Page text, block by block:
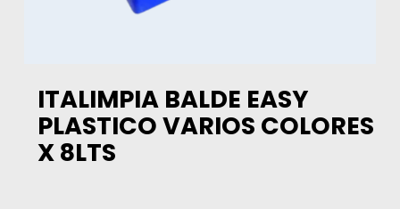
ITALIMPIA BALDE EASY
PLASTICO VARIOS COLORES
X 8LTS